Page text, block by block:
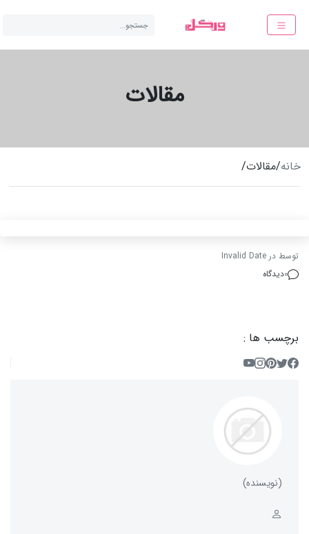
جستجو...
مقالات
خانه/مقالات/
توسط در Invalid Date
0دیدگاه
برچسب ها :
(نویسنده)